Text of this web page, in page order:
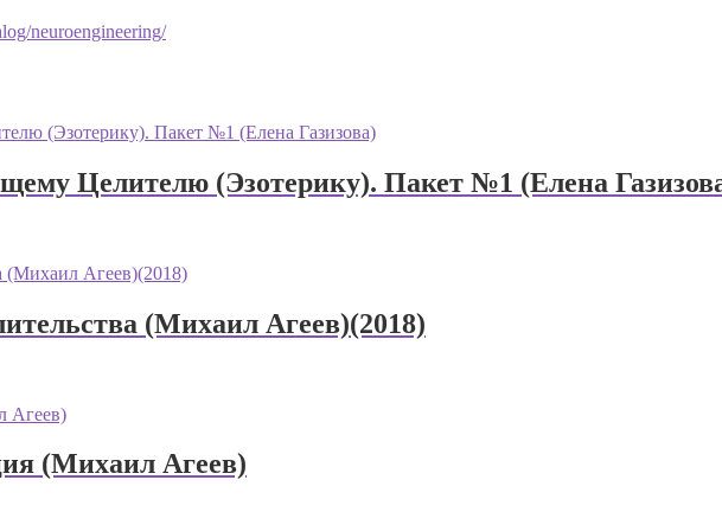
neuroengineering/
Целителю (Эзотерику). Пакет №1 (Елена
(Михаил Агеев)(2018)
(Михаил Агеев)